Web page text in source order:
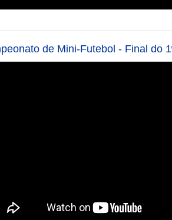
de Mini-Futebol - Final do